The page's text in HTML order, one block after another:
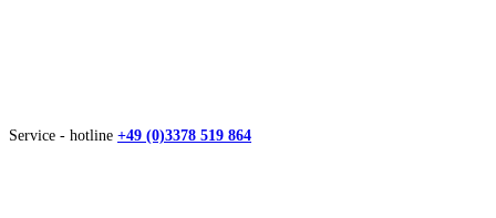
Service - hotline +49 (0)3378 519 864